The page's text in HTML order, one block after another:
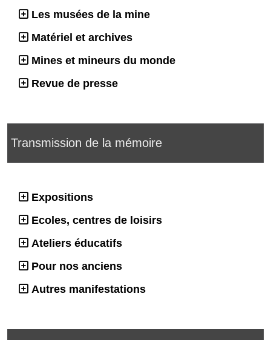
Les musées de la mine
Matériel et archives
Mines et mineurs du monde
Revue de presse
Transmission de la mémoire
Expositions
Ecoles, centres de loisirs
Ateliers éducatifs
Pour nos anciens
Autres manifestations